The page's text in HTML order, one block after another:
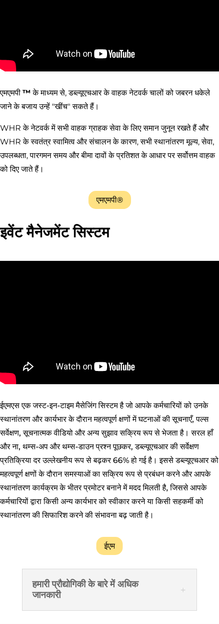
एमएमपी ™ के माध्यम से, डब्ल्यूएचआर के वाहक नेटवर्क चालों को जबरन धकेले
जाने के बजाय उन्हें "खींच" सकते हैं।
WHR के नेटवर्क में सभी वाहक ग्राहक सेवा के लिए समान जुनून रखते हैं और
WHR के स्वतंत्र स्वामित्व और संचालन के कारण, सभी स्थानांतरण मूल्य, सेवा,
उपलब्धता, पारगमन समय और बीमा दावों के प्रतिशत के आधार पर सर्वोत्तम वाहक
को दिए जाते हैं।
एमएमपी®
इवेंट मैनेजमेंट सिस्टम
ईएमएस एक जस्ट-इन-टाइम मैसेजिंग सिस्टम है जो आपके कर्मचारियों को उनके
स्थानांतरण और कार्यभार के दौरान महत्वपूर्ण क्षणों में घटनाओं की सूचनाएँ, पल्स
सर्वेक्षण, सूचनात्मक वीडियो और अन्य सुझाव सक्रिय रूप से भेजता है। सरल हाँ
और ना, थम्स-अप और थम्स-डाउन प्रश्न पूछकर, डब्ल्यूएचआर की सर्वेक्षण
प्रतिक्रिया दर उल्लेखनीय रूप से बढ़कर 66% हो गई है। इससे डब्ल्यूएचआर को
महत्वपूर्ण क्षणों के दौरान समस्याओं का सक्रिय रूप से प्रबंधन करने और आपके
स्थानांतरण कार्यक्रम के भीतर प्रमोटर बनाने में मदद मिलती है, जिससे आपके
कर्मचारियों द्वारा किसी अन्य कार्यभार को स्वीकार करने या किसी सहकर्मी को
स्थानांतरण की सिफारिश करने की संभावना बढ़ जाती है।
ईएम
हमारी प्रौद्योगिकी के बारे में अधिक
जानकारी